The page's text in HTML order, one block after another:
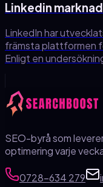
Linkedin
LinkedIn har
främsta plattformen
Enligt en
SEO-byrå som
optimering varje
0728-634 279